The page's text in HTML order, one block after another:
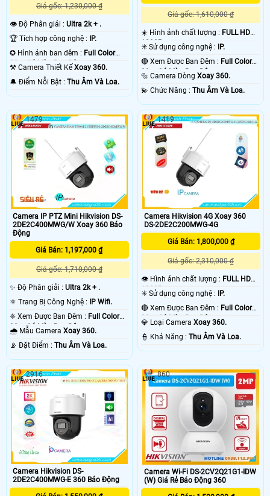
Giá gốc: 1,230,000 ₫
👁 Độ Phân giải : Ultra 2k + .
🏆 Tích hợp công nghệ : IP.
✪ Hình ảnh ban đêm : Full Color
20m Có Màu Ban Ðêm.
⚒ Camera Thiết KếXoay 360.
️🔔 Điểm Nỗi Bật : Thu Âm Và Loa.
Giá gốc: 1,610,000 ₫
☀️ Hình ảnh chất lượng : FULL HD
1080P .
✳️ Sử dụng công nghệ : IP.
🔴 Xem Được Ban Đêm : Full Color
30m Có Màu Ban Ðêm.
🔩 Camera DòngXoay 360.
️💫 Chức Năng :Thu Âm Và Loa.
Camera IP PTZ Mini Hikvision DS-
2DE2C400MWG/W Xoay 360 Báo
Động
Giá Bán: 1,197,000 ₫
Giá gốc: 1,710,000 ₫
✨ Độ Phân giải : Ultra 2k + .
⚛️ Trang Bị Công Nghệ :
IP Wifi.
❈ Xem Được Ban Đêm : Full Color
30m Có Màu Ban Ðêm.
🌧️ Mẫu Camera Xoay 360.
️📡 Đặt Điểm : Thu Âm Và Loa.
1479
Camera Hikvision 4G Xoay 360
DS-2DE2C200MWG-4G
Giá Bán: 1,800,000 ₫
Giá gốc: 2,310,000 ₫
👁 Hình ảnh chất lượng : FULL HD
1080P .
✳️ Sử dụng công nghệ :
IP.
🔴 Xem Được Ban Đêm : Full Color
30m Có Màu Ban Ðêm.
💎 Loại CameraXoay 360.
️👮 Khả Năng :Thu Âm Và Loa.
1419
Camera Hikvision DS-
2DE2C400MWG-E 360 Báo Động
2916
Camera Wi-Fi DS-2CV2Q21G1-IDW
(W) Giá Rẻ Báo Động 360
860